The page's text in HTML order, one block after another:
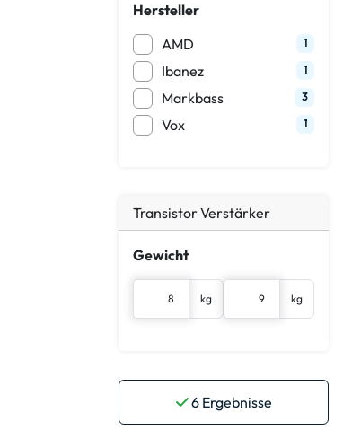
Hersteller
AMD
1
Ibanez 1
Markbass 3
Vox 1
Transistor Verstärker
Gewicht
kg kg
6Ergebnisse